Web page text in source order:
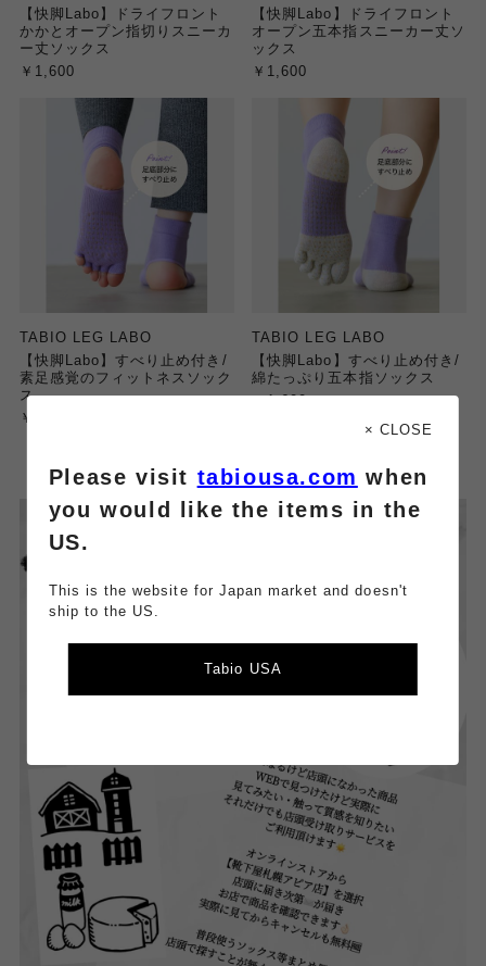
【快脚Labo】ドライフロント
かかとオープン指切りスニーカ
ー丈ソックス
￥1,600
【快脚Labo】ドライフロント
オープン五本指スニーカー丈ソ
ックス
￥1,600
TABIO LEG LABO
【快脚Labo】すべり止め付き/
素足感覚のフィットネスソック
ス
￥1,600
TABIO LEG LABO
【快脚Labo】すべり止め付き/
綿たっぷり五本指ソックス
￥1,600
× CLOSE
Please visit tabiousa.com when
you would like the items in the
US.
This is the website for Japan market and doesn't
ship to the US.
Tabio USA